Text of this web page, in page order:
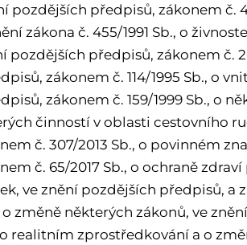
pozdějších předpisů, zákonem č.
zákona č. 455/1991 Sb., o
pozdějších předpisů, zákonem č.
zákonem č. 114/1995 Sb., o
zákonem č. 159/1999 Sb., o
činností v oblasti cestovního
č. 307/2013 Sb., o povinném
č. 65/2017 Sb., o ochraně
ve znění pozdějších předpisů, a
změně některých zákonů, ve
o realitním zprostředkování a o